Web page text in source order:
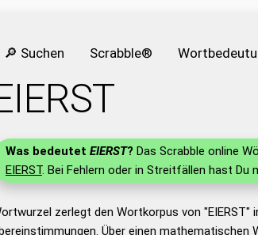
🔎 Suchen Scrabble®
Was bedeutet EIERST? Das Scrabble online
EIERST. Bei Fehlern oder in Streitfällen hast Du
zerlegt den Wortkorpus von
Über einen